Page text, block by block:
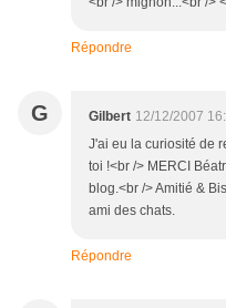
Répondre
G Gilbert 12/12/2007
J'ai eu la curiosité de
toi !<br /> MERCI
blog.<br /> Amitié &
ami des chats.
Répondre